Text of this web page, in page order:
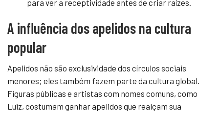
para ver a receptividade antes de criar raízes.
A influência dos apelidos na cultura
popular
Apelidos não são exclusividade dos círculos sociais
menores; eles também fazem parte da cultura global.
Figuras públicas e artistas com nomes comuns, como
Luiz, costumam ganhar apelidos que realçam sua